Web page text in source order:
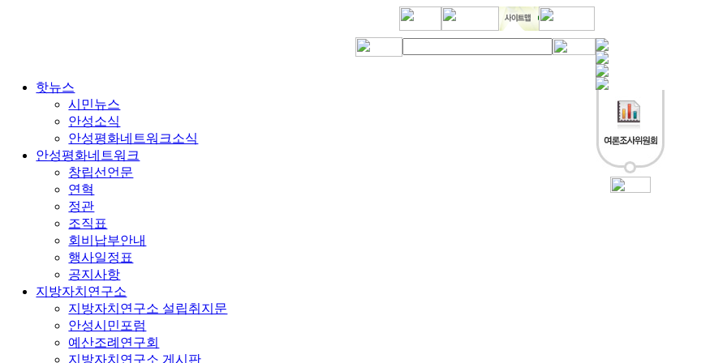
핫뉴스
시민뉴스
안성소식
안성평화네트워크소식
안성평화네트워크
창립선언문
연혁
정관
조직표
회비납부안내
행사일정표
공지사항
지방자치연구소
지방자치연구소 설립취지문
안성시민포럼
예산조례연구회
지방자치연구소 게시판